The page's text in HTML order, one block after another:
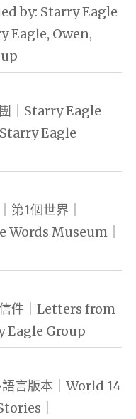
by: Starry Eagle
Eagle, Owen,
｜Starry Eagle
Eagle
第1個世界｜
Museum｜
件｜Letters from
Eagle Group
言版本｜World 14
｜